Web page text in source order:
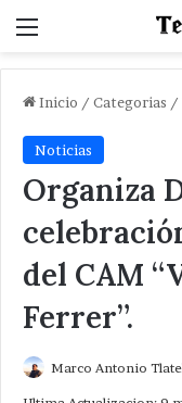
Menu
Inicio / Categorias /
Noticias
Organiza
del CAM
Ferrer”.
Marco Antonio